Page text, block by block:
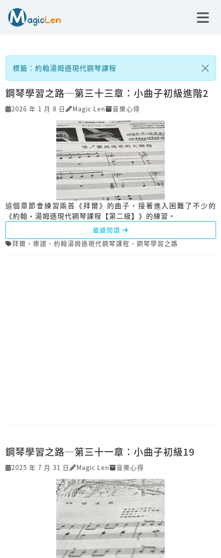
標籤：約翰湯姆遜現代鋼琴課程
鋼琴學習之路─第三十三章：小曲子初級進階2
2026 年 1 月 8 日 Magic Len 音樂心得
這個章節會練習兩首《拜爾》的曲子，接著進入困難了不少的
《約翰‧湯姆遜現代鋼琴課程【第二級】》的練習。
繼續閱讀
拜爾 、 樂譜 、 約翰湯姆遜現代鋼琴課程 、 鋼琴學習之路
鋼琴學習之路─第三十一章：小曲子初級19
2025 年 7 月 31 日 Magic Len 音樂心得